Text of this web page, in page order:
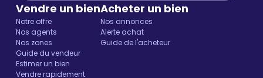
Vendre un bien
Notre offre
Nos agents
Nos zones
Guide du vendeur
Estimer un bien
Vendre rapidement
Acheter un bien
Nos annonces
Alerte achat
Guide de l'acheteur